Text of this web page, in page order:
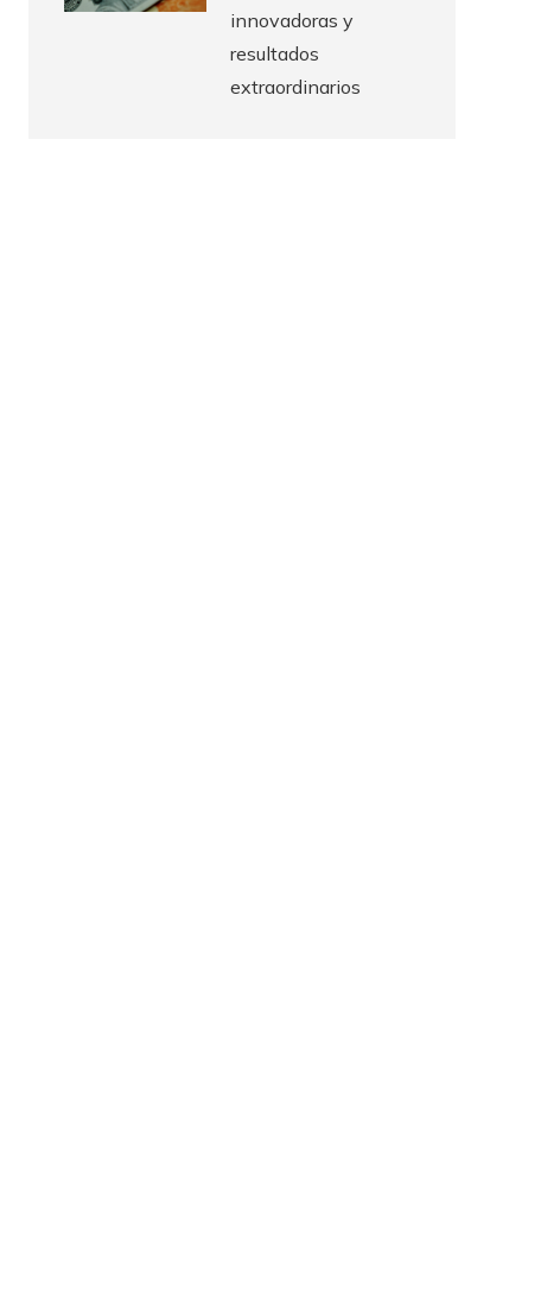
innovadoras y
resultados
extraordinarios